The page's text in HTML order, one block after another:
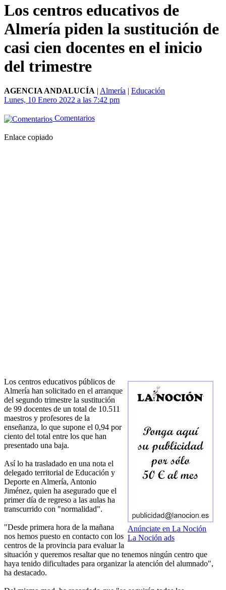
Los centros educativos de
Almería piden la sustitución de
casi cien docentes en el inicio
del trimestre
AGENCIA ANDALUCÍA | Almería | Educación
Lunes, 10 Enero 2022 a las 7:42 pm
Comentarios
Enlace copiado
Anúnciate en La Noción
La Noción ads
Los centros educativos públicos de
Almería han solicitado en el arranque
del segundo trimestre la sustitución
de 99 docentes de un total de 10.511
maestros y profesores de la
enseñanza, lo que supone el 0,94 por
ciento del total entre los que han
presentado una baja.
Así lo ha trasladado en una nota el
delegado territorial de Educación y
Deporte en Almería, Antonio
Jiménez, quien ha asegurado que el
primer día de regreso a las aulas ha
transcurrido con "normalidad".
"Desde primera hora de la mañana
nos hemos puesto en contacto con los
centros de la provincia para evaluar la
situación y queremos resaltar que no tenemos ningún centro que
haya tenido dificultades para organizar la atención del alumnado",
ha destacado.